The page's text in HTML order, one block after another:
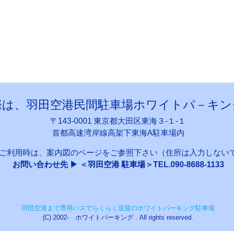
、羽田空港民間駐車場ホワイトパ－キ
〒143-0001 東京都大田区東海３-１-１
首都高速湾岸線高架下東海A駐車場内
利用時は、案内図のページをご参照下さい（住所は入力しない
お問い合わせ先 ▶ ＜羽田空港 駐車場＞TEL.090-8688-1133
羽田空港まで専用バスでらくらく送迎のホワイトパーキング駐車場
(C) 2002- ホワイトパーキング . All rights reserved.